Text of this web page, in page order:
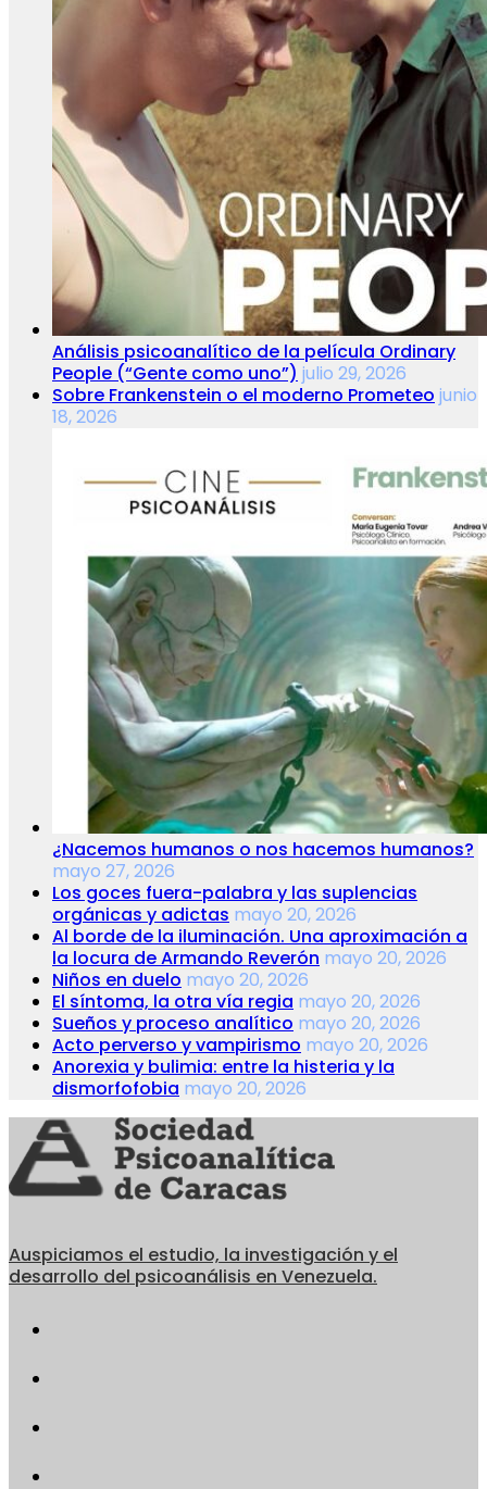
Análisis psicoanalítico de la película Ordinary
People (“Gente como uno”) julio 29, 2026
Sobre Frankenstein o el moderno Prometeo junio
18, 2026
¿Nacemos humanos o nos hacemos humanos?
mayo 27, 2026
Los goces fuera-palabra y las suplencias
orgánicas y adictas mayo 20, 2026
Al borde de la iluminación. Una aproximación a
la locura de Armando Reverón mayo 20, 2026
Niños en duelo mayo 20, 2026
El síntoma, la otra vía regia mayo 20, 2026
Sueños y proceso analítico mayo 20, 2026
Acto perverso y vampirismo mayo 20, 2026
Anorexia y bulimia: entre la histeria y la
dismorfofobia mayo 20, 2026
Auspiciamos el estudio, la investigación y el
desarrollo del psicoanálisis en Venezuela.